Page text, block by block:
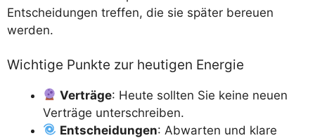
Entscheidungen treffen, die sie später bereuen
werden.
Wichtige Punkte zur heutigen Energie
Verträge: Heute sollten Sie keine neuen
Verträge unterschreiben.
Entscheidungen: Abwarten und klare